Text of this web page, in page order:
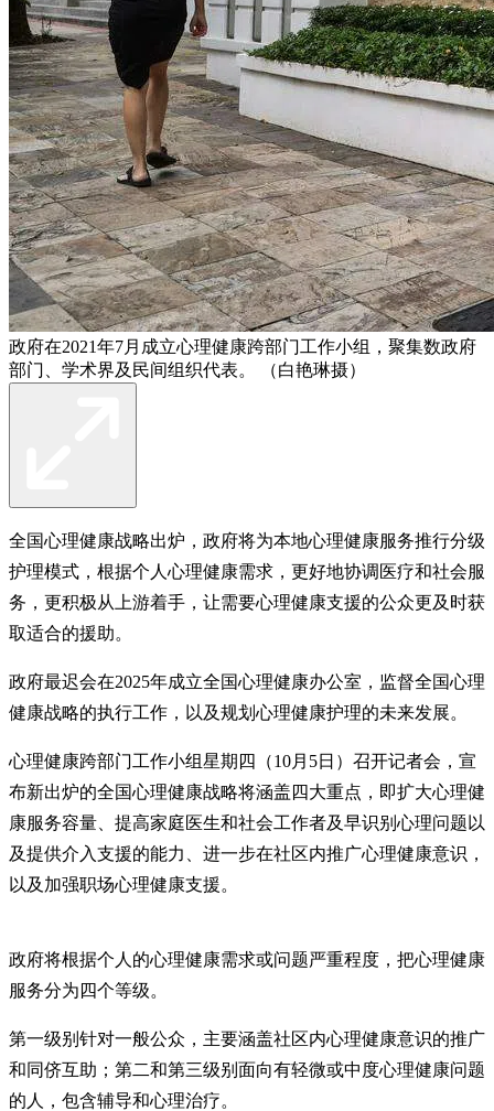
政府在2021年7月成立心理健康跨部门工作小组，聚集数政府
部门、学术界及民间组织代表。 （白艳琳摄）
全国心理健康战略出炉，政府将为本地心理健康服务推行分级
护理模式，根据个人心理健康需求，更好地协调医疗和社会服
务，更积极从上游着手，让需要心理健康支援的公众更及时获
取适合的援助。
政府最迟会在2025年成立全国心理健康办公室，监督全国心理
健康战略的执行工作，以及规划心理健康护理的未来发展。
心理健康跨部门工作小组星期四（10月5日）召开记者会，宣
布新出炉的全国心理健康战略将涵盖四大重点，即扩大心理健
康服务容量、提高家庭医生和社会工作者及早识别心理问题以
及提供介入支援的能力、进一步在社区内推广心理健康意识，
以及加强职场心理健康支援。
政府将根据个人的心理健康需求或问题严重程度，把心理健康
服务分为四个等级。
第一级别针对一般公众，主要涵盖社区内心理健康意识的推广
和同侪互助；第二和第三级别面向有轻微或中度心理健康问题
的人，包含辅导和心理治疗。